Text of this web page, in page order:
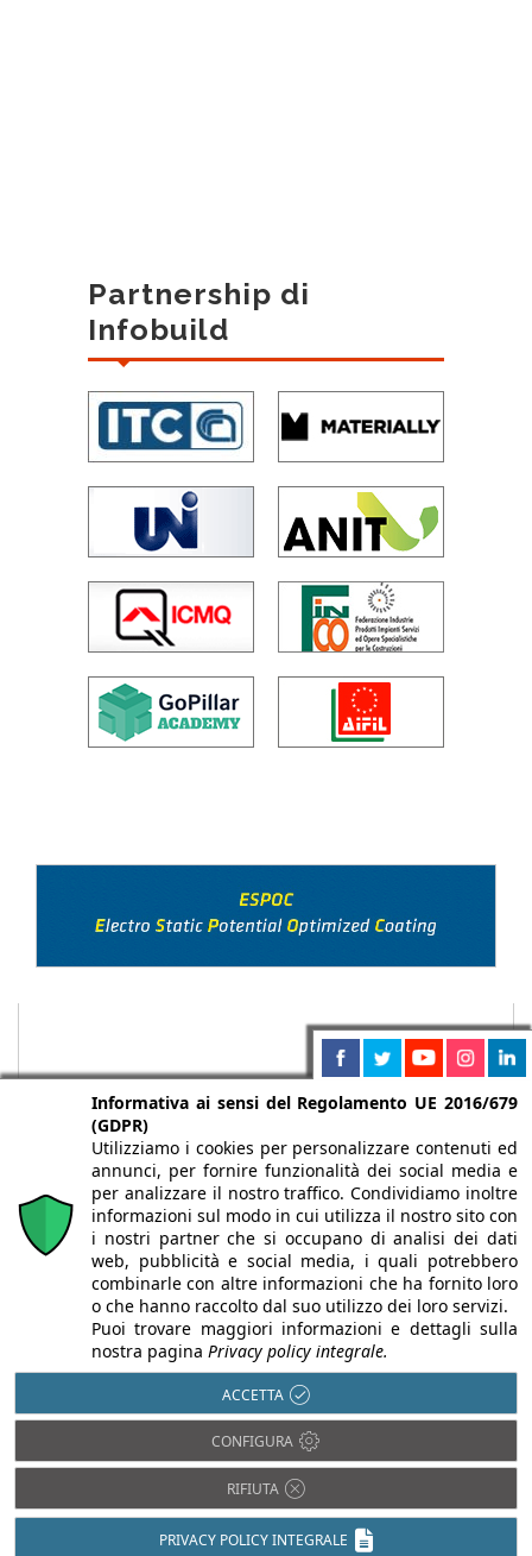
Partnership di
Infobuild
Chi siamo Autori Per la tua pubblicità
Iscriviti alla
newsletter
Infobuild è testata registrata presso il Tribunale di Milano al n° 63
dell’8/3/2013 - ISSN 2282-2267
© 2000-2026 Infoweb srl - P.IVA 13155920153 - Tutti i diritti
riservati |Privacy
Informativa ai sensi del Regolamento UE 2016/679
(GDPR)
Utilizziamo i cookies per personalizzare contenuti ed
annunci, per fornire funzionalità dei social media e
per analizzare il nostro traffico. Condividiamo inoltre
informazioni sul modo in cui utilizza il nostro sito con
i nostri partner che si occupano di analisi dei dati
web, pubblicità e social media, i quali potrebbero
combinarle con altre informazioni che ha fornito loro
o che hanno raccolto dal suo utilizzo dei loro servizi.
Puoi trovare maggiori informazioni e dettagli sulla
nostra pagina Privacy policy integrale.
ACCETTA
CONFIGURA
RIFIUTA
PRIVACY POLICY INTEGRALE